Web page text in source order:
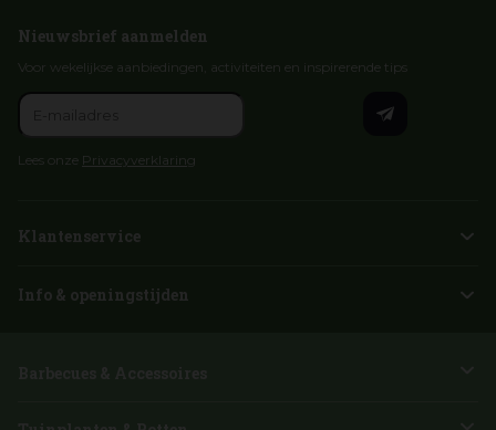
Nieuwsbrief aanmelden
Voor wekelijkse aanbiedingen, activiteiten en inspirerende tips
Lees onze Privacyverklaring
Klantenservice
Info & openingstijden